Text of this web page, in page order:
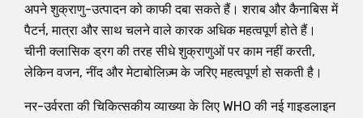
अपने शुक्राणु-उत्पादन को काफी दबा सकते हैं। शराब और कैनाबिस में
पैटर्न, मात्रा और साथ चलने वाले कारक अधिक महत्वपूर्ण होते हैं।
चीनी क्लासिक ड्रग की तरह सीधे शुक्राणुओं पर काम नहीं करती,
लेकिन वजन, नींद और मेटाबोलिज़्म के जरिए महत्वपूर्ण हो सकती है।
नर-उर्वरता की चिकित्सकीय व्याख्या के लिए WHO की नई गाइडलाइन